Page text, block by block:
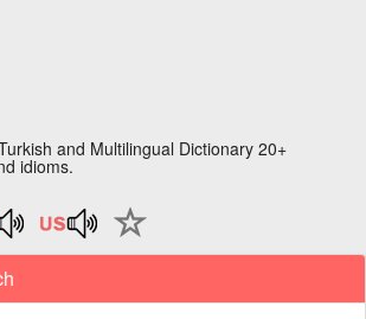
and Multilingual Dictionary 20+
idioms.